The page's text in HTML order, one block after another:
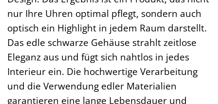
nur Ihre Uhren optimal pflegt, sondern auch
optisch ein Highlight in jedem Raum darstellt.
Das edle schwarze Gehäuse strahlt zeitlose
Eleganz aus und fügt sich nahtlos in jedes
Interieur ein. Die hochwertige Verarbeitung
und die Verwendung edler Materialien
garantieren eine lange Lebensdauer und